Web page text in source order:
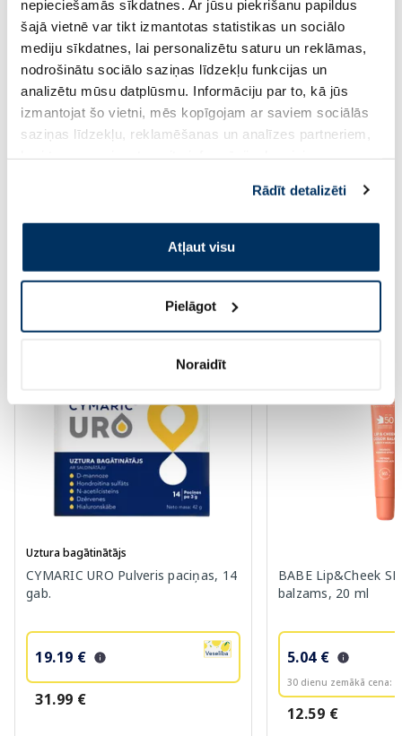
nepieciešamās sīkdatnes. Ar jūsu piekrišanu papildus
šajā vietnē var tikt izmantotas statistikas un sociālo
mediju sīkdatnes, lai personalizētu saturu un reklāmas,
nodrošinātu sociālo saziņas līdzekļu funkcijas un
analizētu mūsu datplūsmu. Informāciju par to, kā jūs
izmantojat šo vietni, mēs kopīgojam ar saviem sociālās
saziņas līdzekļu, reklamēšanas un analīzes partneriem,
pakalpojumus. Ja piekrītat šo papildu sīkdatņu
izmantošanai, lūdzu, atzīmējiet savu izvēli:
Rādīt detalizēti
Atļaut visu
Pielāgot
Noraidīt
ALTERMED Panthenol Forte SPF
15 lūpu balzams, 1 gab.
2.72 € 3.30 €
Pirkt
EUCERIN Kids Dry
krēms-gels, 200 ml
13.60 € 33.99 €
Standarta cena: 33.99 €
Page 1 of 10
🍋 Izdevīgi pirkumi ar karti Veselība
Vairāk...
Uztura bagātinātājs
CYMARIC URO Pulveris paciņas, 14
gab.
19.19 €
31.99 €
BABE Lip&Cheek
balzams, 20 ml
5.04 €
30 dienu zemākā cena:
12.59 €